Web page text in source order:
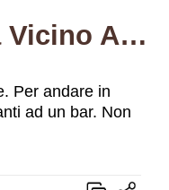
Avevo Una Casa Vicino Al Mare. Per Andare In Spiaggia Dovevo Passare Davanti Ad Un Bar. Non Ho Mai Visto Il Mare.
Per andare in
ad un bar. Non